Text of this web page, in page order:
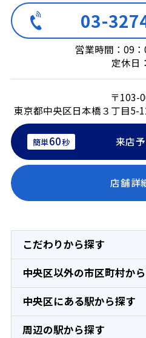
03-
営業時間：09
定休日
〒103-
東京都中央区日本橋３丁目5-
簡単60秒 来店
店舗詳
こだわりから探す
中央区以外の市区町村か
中央区にある駅から探す
周辺の駅から探す